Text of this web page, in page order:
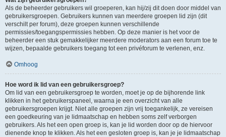
Als de beheerder gebruikers wil groeperen, kan hij/zij dit doen door middel van
gebruikersgroepen. Gebruikers kunnen van meerdere groepen lid zijn (dit
verschilt per forum), deze groepen kunnen verschillende
permissies/toegangspermissies hebben. Op deze manier is het voor de
beheerder een stuk gemakkelijker meerdere moderators aan een forum toe te
wijzen, bepaalde gebruikers toegang tot een privéforum te verlenen, enz.
Omhoog
Hoe word ik lid van een gebruikersgroep?
Om lid van een gebruikersgroep te worden, moet je op de bijhorende link
klikken in het gebruikerspaneel, waarna je een overzicht van alle
gebruikersgroepen krijgt. Niet alle groepen zijn vrij toegankelijk, ze vereisen
een goedkeuring van je lidmaatschap en hebben soms zelf verborgen
gebruikers. Als het een open groep is, kan je lid worden door op de hiervoor
dienende knop te klikken. Als het een gesloten groep is, kan je je lidmaatschap